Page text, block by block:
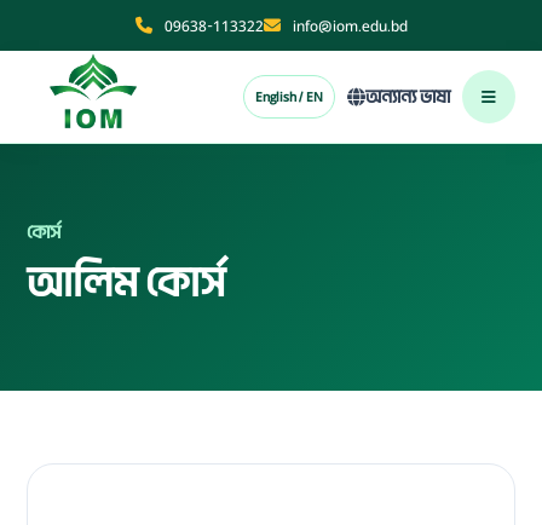
09638-113322 info@iom.edu.bd
English / EN অন্যান্য ভাষা
কোর্স
আলিম কোর্স